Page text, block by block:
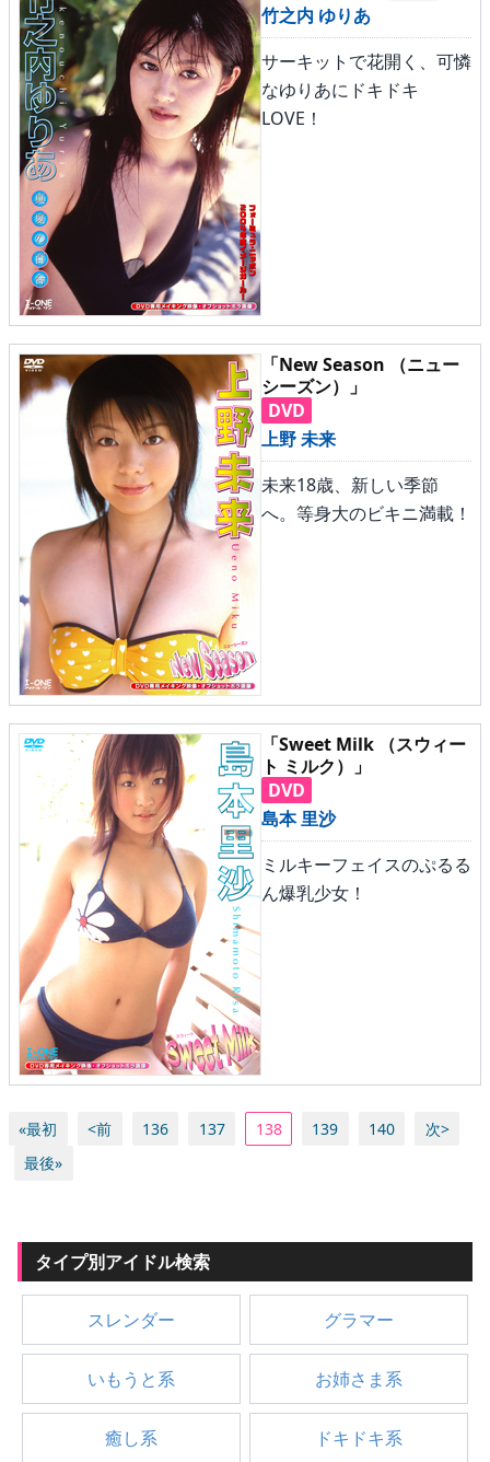
竹之内 ゆりあ
サーキットで花開く、可憐
なゆりあにドキドキ
LOVE！
「New Season （ニュー
シーズン）」
DVD
上野 未来
未来18歳、新しい季節
へ。等身大のビキニ満載！
「Sweet Milk （スウィー
ト ミルク）」
DVD
島本 里沙
ミルキーフェイスのぷるる
ん爆乳少女！
«最初 <前 136 137 138 139 140
次>
最後»
タイプ別アイドル検索
スレンダー グラマー
いもうと系 お姉さま系
癒し系 ドキドキ系